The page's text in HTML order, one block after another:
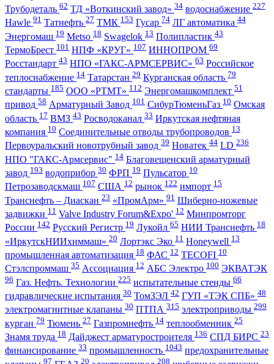
Трубодеталь 62 ТД «Воткинский завод» 34 водоснабжение 227
Hawle 91 Татнефть 27 ТМК 153 Гусар 74 ЛГ автоматика 44
Энергомаш 19 Metso 18 Swagelok 13 Полипластик 43
ТермоБрест 101 НПФ «КРУГ» 107 ИННОПРОМ 69
Росстандарт 43 НПО «ГАКС-АРМСЕРВИС» 63 Российское
теплоснабжение 14 Татарстан 29 Курганская область 79
стандарты 185 ООО «РТМТ» 112 Энергомашкомплект 51
привод 58 Арматурный Завод 101 СибурТюменьГаз 10 Омская
область 17 ВМЗ 43 Росводоканал 33 Иркутская нефтяная
компания 10 Соединительные отводы трубопроводов 13
Первоуральский новотрубный завод 39 Новатек 44 LD 236
НПО "ГАКС-Армсервис" 14 Благовещенский арматурный
завод 193 водоприбор 30 ФРП 19 Пульсатор 10
Петрозаводскмаш 107 США 12 рынок 122 импорт 15
Транснефть – Диаскан 23 «ПромАрм» 91 Шиберно-ножевые
задвижки 11 Valve Industry Forum&Expo' 12 Минпромторг
России 142 Русский Регистр 19 Лукойл 65 НИИ Транснефть 18
«ИркутскНИИхиммаш» 20 Лортэкс Эко 11 Honeywell 13
промышленная автоматизация 18 ФАС 12 TECOFI 10
Стэлспроммаш 35 Ассоциация 12 АБС Электро 100 ЭКВАТЭК
96 Газ. Нефть. Технологии 225 испытательные стенды 66
гидравлические испытания 30 ТомЗЭЛ 42 ГУП «ТЭК СПБ» 48
электромагнитные клапаны 30 ПТПА 315 электроприводы 299
курган 79 Тюмень 27 Газпромнефть 14 теплообменник 25
Знамя труда 18 Дайджест арматуростроителя 136 СПД БИРС 23
финансирование 33 промышленность 1043 предохранительные
97 20 208